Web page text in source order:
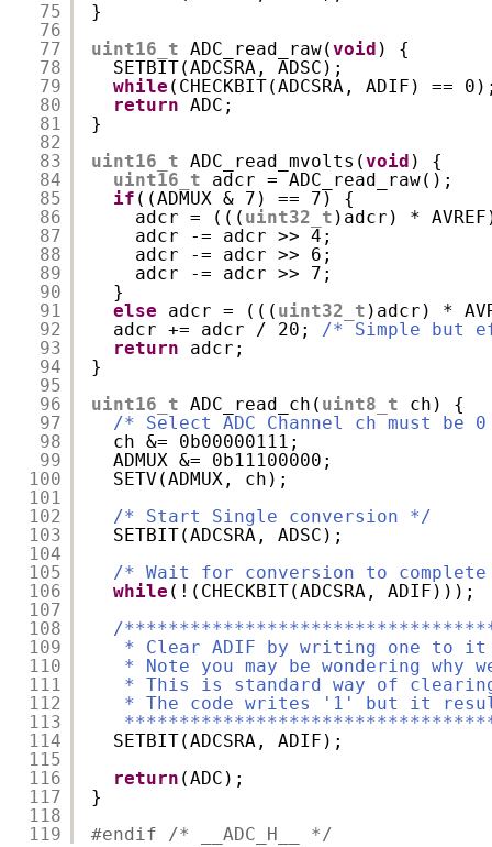
75
76
77
78
79
80
81
82
83
84
85
86
87
88
89
90
91
92
93
94
95
96
97
98
99
100
101
102
103
104
105
106
107
108
109
110
111
112
113
114
115
116
117
118
119
}
uint16_t ADC_read_raw(void ) {
SETBIT(ADCSRA, ADSC);
while (CHECKBIT(ADCSRA, ADIF) ==
return ADC;
}
uint16_t ADC_read_mvolts(void ) {
uint16_t
adcr = ADC_read_raw();
if ((ADMUX & 7) == 7) {
adcr = ((( uint32_t )adcr) *
adcr -= adcr >> 4;
adcr -= adcr >> 6;
adcr -= adcr >> 7;
}
else
adcr = ((( uint32_t )adcr) *
adcr += adcr / 20; /* Simple but
return
adcr;
}
uint16_t ADC_read_ch( uint8_t
ch) {
/* Select ADC Channel ch must be
ch &= 0b00000111;
ADMUX &= 0b11100000;
SETV(ADMUX, ch);
/* Start Single conversion */
SETBIT(ADCSRA, ADSC);
/* Wait for conversion to
while (!(CHECKBIT(ADCSRA, ADIF)));
/
* Clear ADIF by writing one to it
* Note you may be wondering
* This is standard way of
* The code writes '1' but it
SETBIT(ADCSRA, ADIF);
return (ADC);
}
#endif /* __ADC_H__ */